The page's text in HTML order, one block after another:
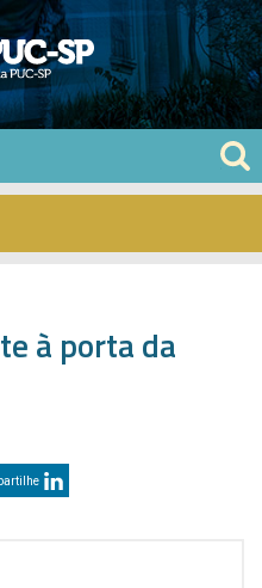
à porta da